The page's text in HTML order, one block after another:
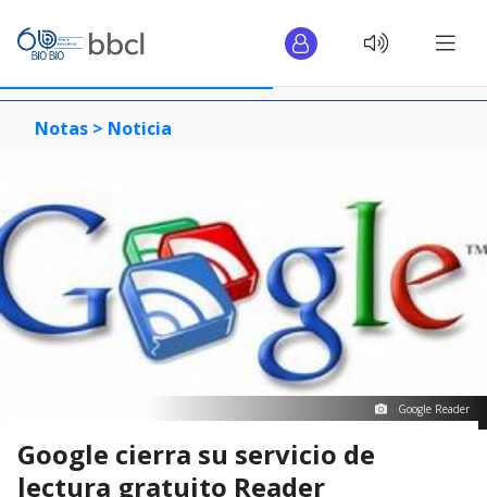
Notas > Noticia
Google Reader
Google cierra su servicio de
lectura gratuito Reader